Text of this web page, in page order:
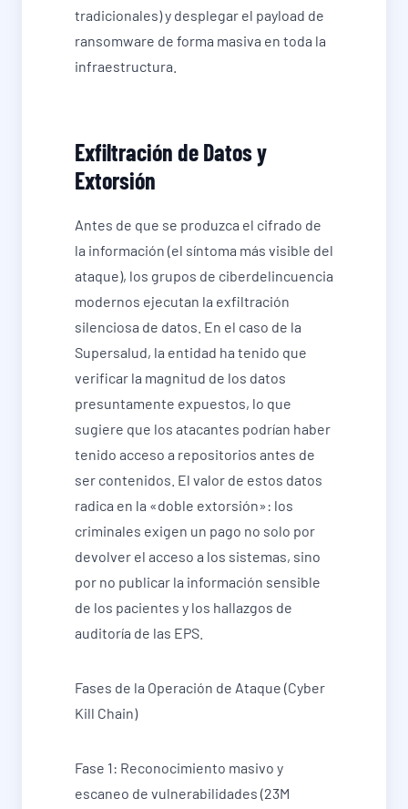
tradicionales) y desplegar el payload de
ransomware de forma masiva en toda la
infraestructura.
Exfiltración de Datos y
Extorsión
Antes de que se produzca el cifrado de
la información (el síntoma más visible del
ataque), los grupos de ciberdelincuencia
modernos ejecutan la exfiltración
silenciosa de datos. En el caso de la
Supersalud, la entidad ha tenido que
verificar la magnitud de los datos
presuntamente expuestos, lo que
sugiere que los atacantes podrían haber
tenido acceso a repositorios antes de
ser contenidos. El valor de estos datos
radica en la «doble extorsión»: los
criminales exigen un pago no solo por
devolver el acceso a los sistemas, sino
por no publicar la información sensible
de los pacientes y los hallazgos de
auditoría de las EPS.
Fases de la Operación de Ataque (Cyber
Kill Chain)
Fase 1: Reconocimiento masivo y
escaneo de vulnerabilidades (23M